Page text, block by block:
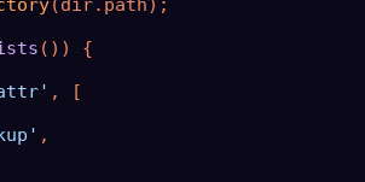
(dir.path);